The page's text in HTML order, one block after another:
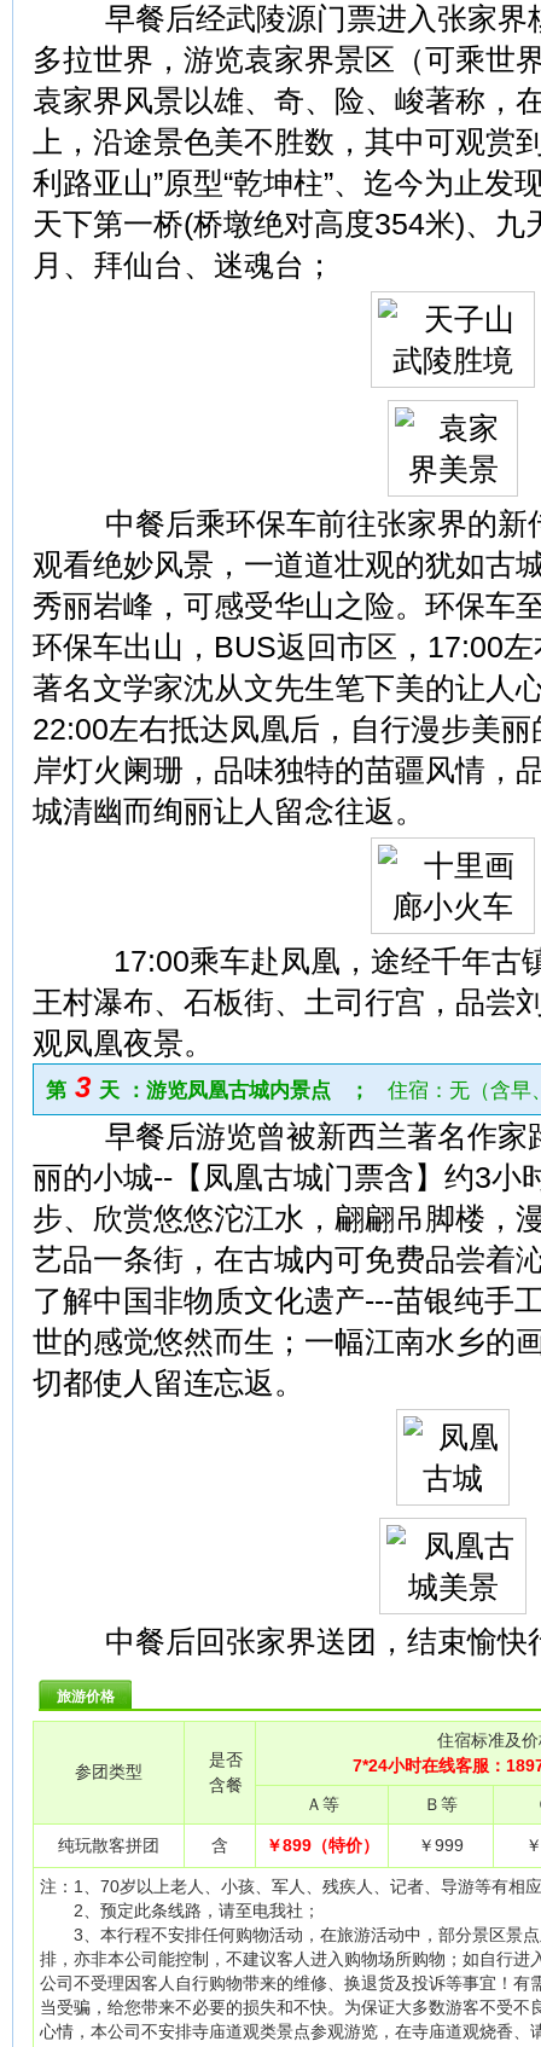
早餐后经武陵源门票进入张家界
多拉世界，游览袁家界景区（可乘世
袁家界风景以雄、奇、险、峻著称，
上，沿途景色美不胜数，其中可观赏
利路亚山”原型“乾坤柱”、迄今为止
天下第一桥(桥墩绝对高度354米)、九
月、拜仙台、迷魂台；
中餐后乘环保车前往张家界的新
观看绝妙风景，一道道壮观的犹如古
秀丽岩峰，可感受华山之险。环保车
环保车出山，BUS返回市区，17:00
著名文学家沈从文先生笔下美的让人
22:00左右抵达凤凰后，自行漫步美
岸灯火阑珊，品味独特的苗疆风情，
城清幽而绚丽让人留念往返。
17:00乘车赴凤凰，途经千年古
王村瀑布、石板街、土司行宫，品尝
观凤凰夜景。
第 3 天 ：游览凤凰古城内景点 ； 住宿：无（含早
早餐后游览曾被新西兰著名作家
丽的小城--【凤凰古城门票含】约3小
步、欣赏悠悠沱江水，翩翩吊脚楼，
艺品一条街，在古城内可免费品尝着
了解中国非物质文化遗产---苗银纯手
世的感觉悠然而生；一幅江南水乡的
切都使人留连忘返。
中餐后回张家界送团，结束愉快
旅游价格
参团类型
是否
含餐
住宿标准及
7*24小时在线客服：
Ａ等
Ｂ等
纯玩散客拼团 含 ￥899（特价） ￥999
注：1、70岁以上老人、小孩、军人、残疾人、记者、导游等有相
2、预定此条线路，请至电我社；
3、本行程不安排任何购物活动，在旅游活动中，部分景区景点
排，亦非本公司能控制，不建议客人进入购物场所购物；如自行进
公司不受理因客人自行购物带来的维修、换退货及投诉等事宜！有
当受骗，给您带来不必要的损失和不快。为保证大多数游客不受
心情，本公司不安排寺庙道观类景点参观游览，在寺庙道观烧香、